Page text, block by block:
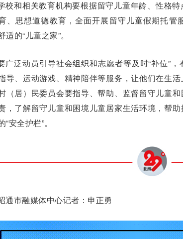
校和相关教育机构要根据留守儿童年龄、性格
、思想道德教育，全面开展留守儿童假期托管
适的“儿童之家”。
广泛动员引导社会组织和志愿者等及时“补位”
导、运动游戏、精神陪伴等服务，让他们在生
（居）民委员会要指导、帮助、监督留守儿童
，了解留守儿童和困境儿童居家生活环境，帮
“安全护栏”。
通市融媒体中心记者：申正勇